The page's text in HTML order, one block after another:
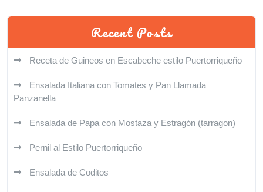
Recent Posts
Receta de Guineos en Escabeche estilo Puertorriqueño
Ensalada Italiana con Tomates y Pan Llamada
Panzanella
Ensalada de Papa con Mostaza y Estragón (tarragon)
Pernil al Estilo Puertorriqueño
Ensalada de Coditos